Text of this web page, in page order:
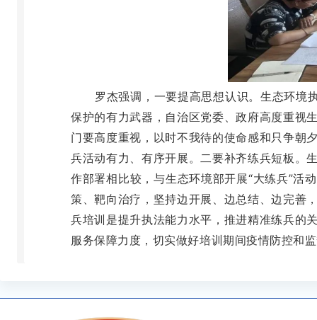
罗杰强调，一要提高思想认识。生态环境
保护的有力武器，自治区党委、政府高度重视
门要高度重视，以时不我待的使命感和只争朝
兵活动有力、有序开展。二要补齐练兵短板。
作部署相比较，与生态环境部开展“大练兵”活
策、靶向治疗，坚持边开展、边总结、边完善
兵培训是提升执法能力水平，推进精准练兵的
服务保障力度，切实做好培训期间疫情防控和